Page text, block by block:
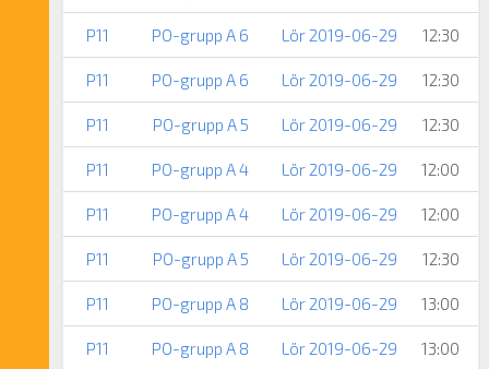
P11 PO-grupp A 6 Lör 2019-06-29 12:30
P11 PO-grupp A 6 Lör 2019-06-29 12:30
P11 PO-grupp A 5 Lör 2019-06-29 12:30
P11 PO-grupp A 4 Lör 2019-06-29 12:00
P11 PO-grupp A 4 Lör 2019-06-29 12:00
P11 PO-grupp A 5 Lör 2019-06-29 12:30
P11 PO-grupp A 8 Lör 2019-06-29 13:00
P11 PO-grupp A 8 Lör 2019-06-29 13:00